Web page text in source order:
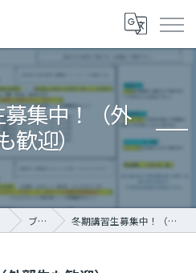
集中！（外
歓迎）
ブログ 冬期講習生募集中！（外部生も歓迎）